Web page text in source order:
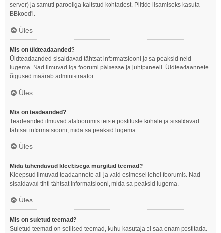
server) ja samuti parooliga kaitstud kohtadest. Piltide lisamiseks kasuta
BBkood'i.
Üles
Mis on üldteadaanded?
Üldteadaanded sisaldavad tähtsat informatsiooni ja sa peaksid neid
lugema. Nad ilmuvad iga foorumi päisesse ja juhtpaneeli. Üldteadaannete
õigused määrab administraator.
Üles
Mis on teadeanded?
Teadeanded ilmuvad alafoorumis teiste postituste kohale ja sisaldavad
tähtsat informatsiooni, mida sa peaksid lugema.
Üles
Mida tähendavad kleebisega märgitud teemad?
Kleepsud ilmuvad teadaannete all ja vaid esimesel lehel foorumis. Nad
sisaldavad tihti tähtsat informatsiooni, mida sa peaksid lugema.
Üles
Mis on suletud teemad?
Suletud teemad on sellised teemad, kuhu kasutaja ei saa enam postitada.